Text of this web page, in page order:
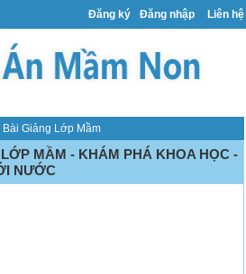
Đăng ký Đăng nhập Liên hệ
Bài Giảng Lớp Mầm
MẦM - KHÁM PHÁ KHOA HỌC -
NƯỚC